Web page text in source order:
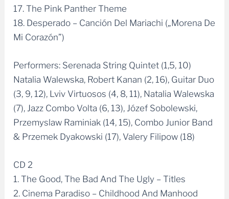
17. The Pink Panther Theme
18. Desperado – Canción Del Mariachi („Morena De
Mi Corazón”)
Performers: Serenada String Quintet (1,5, 10)
Natalia Walewska, Robert Kanan (2, 16), Guitar Duo
(3, 9, 12), Lviv Virtuosos (4, 8, 11), Natalia Walewska
(7), Jazz Combo Volta (6, 13), Józef Sobolewski,
Przemyslaw Raminiak (14, 15), Combo Junior Band
& Przemek Dyakowski (17), Valery Filipow (18)
CD 2
1. The Good, The Bad And The Ugly – Titles
2. Cinema Paradiso – Childhood And Manhood